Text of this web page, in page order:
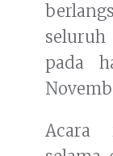
pada
Acara